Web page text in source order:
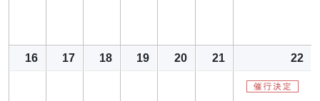
16 17 18 19 20 21 22